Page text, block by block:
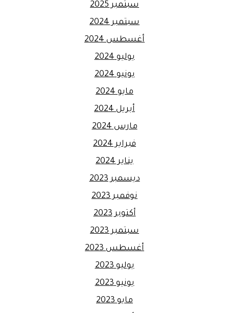
سبتمبر 2025
سبتمبر 2024
أغسطس 2024
يوليو 2024
يونيو 2024
مايو 2024
أبريل 2024
مارس 2024
فبراير 2024
يناير 2024
ديسمبر 2023
نوفمبر 2023
أكتوبر 2023
سبتمبر 2023
أغسطس 2023
يوليو 2023
يونيو 2023
مايو 2023